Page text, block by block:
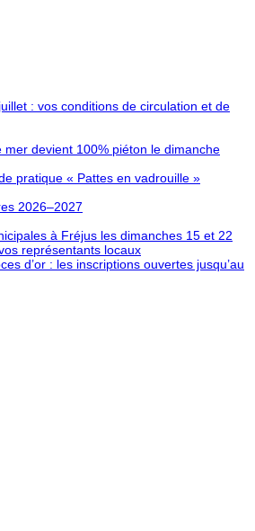
: vos conditions de circulation et de
mer devient 100% piéton le dimanche
pratique « Pattes en vadrouille »
2026–2027
à Fréjus les dimanches 15 et 22
représentants locaux
d’or : les inscriptions ouvertes jusqu’au